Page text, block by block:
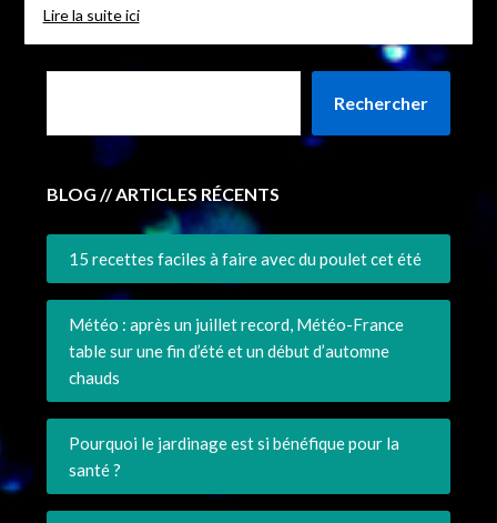
Lire la suite ici
Rechercher
BLOG // ARTICLES RÉCENTS
15 recettes faciles à faire avec du poulet cet été
Météo : après un juillet record, Météo-France
table sur une fin d’été et un début d’automne
chauds
Pourquoi le jardinage est si bénéfique pour la
santé ?